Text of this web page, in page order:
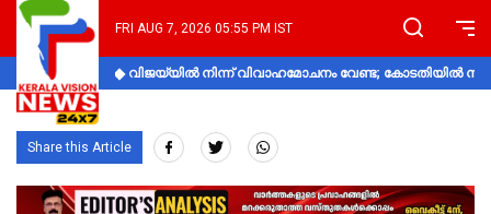
FRI AUG 7, 2026 05:55 PM IST
വിജയ്‌യിൽ നിന്ന് വിവാഹമോചനം വേണ്ട; കോടതിയിൽ
Share this Article